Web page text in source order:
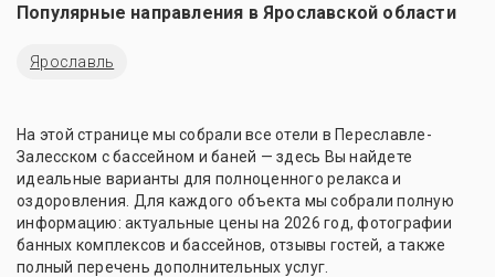
Популярные направления в Ярославской области
Ярославль
На этой странице мы собрали все отели в Переславле-
Залесском с бассейном и баней — здесь Вы найдете
идеальные варианты для полноценного релакса и
оздоровления. Для каждого объекта мы собрали полную
информацию: актуальные цены на 2026 год, фотографии
банных комплексов и бассейнов, отзывы гостей, а также
полный перечень дополнительных услуг.